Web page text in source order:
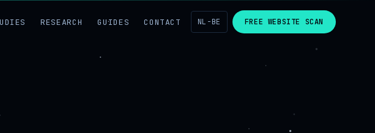
RESEARCH GUIDES CONTACT NL-BE FREE WEBSITE SCAN